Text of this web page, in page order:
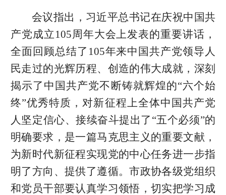
会议指出，习近平总书记在庆祝中国共
产党成立105周年大会上发表的重要讲话，
全面回顾总结了105年来中国共产党领导人
民走过的光辉历程、创造的伟大成就，深刻
揭示了中国共产党不断铸就辉煌的“六个始
终”优秀特质，对新征程上全体中国共产党
人坚定信心、接续奋斗提出了“五个必须”的
明确要求，是一篇马克思主义的重要文献，
为新时代新征程实现党的中心任务进一步指
明了方向、提供了遵循。市政协各级党组织
和党员干部要认真学习领悟，切实把学习成